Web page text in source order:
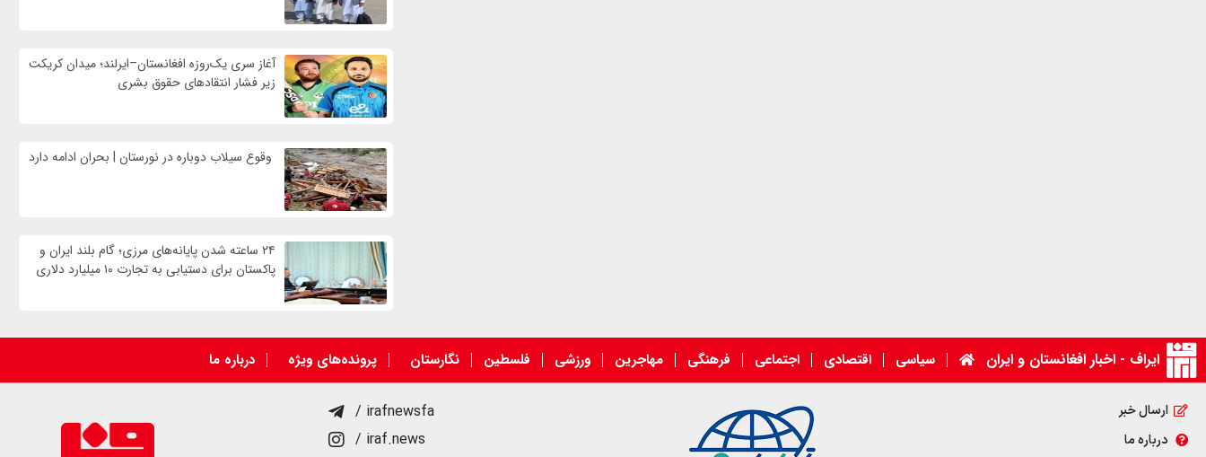
آغاز سری یک‌روزه افغانستان–ایرلند؛ میدان کریکت
زیر فشار انتقادهای حقوق بشری
وقوع سیلاب دوباره در نورستان | بحران ادامه دارد
۲۴ ساعته شدن پایانه‌های مرزی؛ گام بلند ایران و
پاکستان برای دستیابی به تجارت ۱۰ میلیارد دلاری
ایراف - اخبار افغانستان و ایران سیاسی اقتصادی اجتماعی فرهنگی مهاجرین ورزشی فلسطین نگارستان پرونده‌های ویژه درباره ما
ارسال خبر
درباره ما
/ irafnewsfa
/ iraf.news